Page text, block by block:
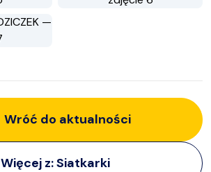
Wróć do aktualności
Więcej z:Siatkarki